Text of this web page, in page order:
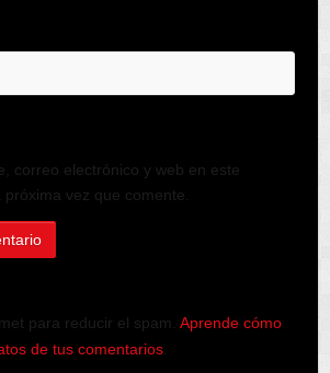
correo electrónico y web en este
vez que comente.
para reducir el spam. Aprende cómo
de tus comentarios.